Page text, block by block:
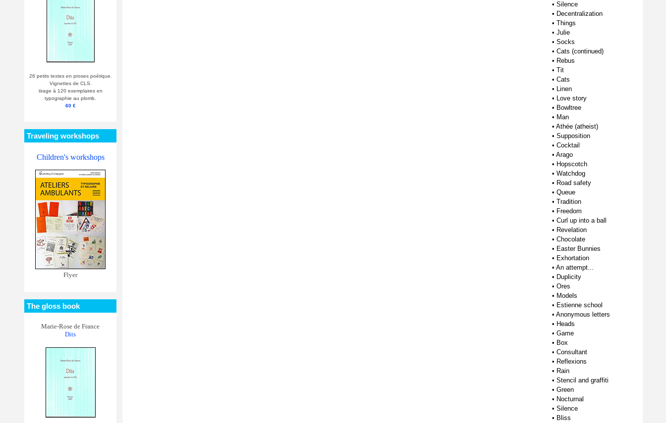
26 petits textes en proses poétique.
Vignettes de CLS.
tirage à 120 exemplaires en
typographie au plomb.
60 €
Traveling workshops
Children's workshops
Flyer
The gloss book
Marie-Rose de France
Dits
• Silence
• Decentralization
• Things
• Julie
• Socks
• Cats (continued)
• Rebus
• Tit
• Cats
• Linen
• Love story
• Bowltree
• Man
• Athée (atheist)
• Supposition
• Cocktail
• Arago
• Hopscotch
• Watchdog
• Road safety
• Queue
• Tradition
• Freedom
• Curl up into a ball
• Revelation
• Chocolate
• Easter Bunnies
• Exhortation
• An attempt...
• Duplicity
• Ores
• Models
• Estienne school
• Anonymous letters
• Heads
• Game
• Box
• Consultant
• Reflexions
• Rain
• Stencil and graffiti
• Green
• Nocturnal
• Silence
• Bliss